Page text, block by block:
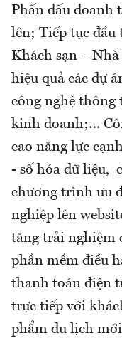
Phấn đấu doanh
lên; Tiếp tục
Khách sạn –
hiệu quả các dự
công nghệ thông
kinh doanh;…
cao năng lực
- số hóa dữ liệu,
chương trình ưu
nghiệp lên
tăng trải nghiệm
phần mềm điều
thanh toán điện
trực tiếp với
phẩm du lịch